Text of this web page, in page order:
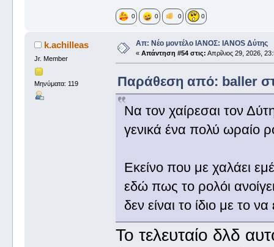
0 0 0 0
k.achilleas
Jr. Member
Μηνύματα: 119
Απ: Νέο μοντέλο ΙΑΝΟΣ: IANOS Δύτης
« Απάντηση #54 στις: Απρίλιος 29, 2026,
Παράθεση από: baller
Να τον χαίρεσαι τον
γενικά ένα πολύ ωραίο
Εκείνο που με χαλάει
εδώ πως το ρολόι
δεν είναι το ίδιο με το
Το τελευταίο δλδ